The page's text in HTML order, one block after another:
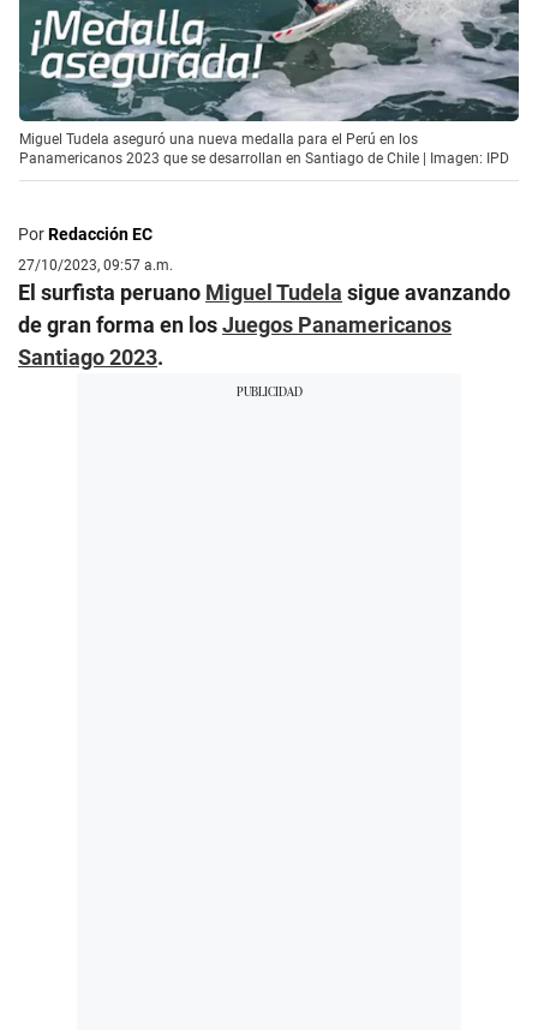
Miguel Tudela aseguró una nueva medalla para el Perú en los
Panamericanos 2023 que se desarrollan en Santiago de Chile | Imagen: IPD
PorRedacción EC
27/10/2023, 09:57 a.m.
El surfista peruano Miguel Tudela sigue avanzando
de gran forma en losJuegos Panamericanos
Santiago 2023.